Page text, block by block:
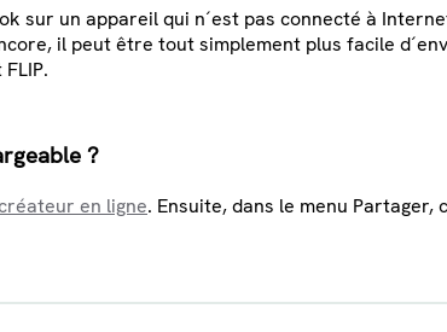
sur un appareil qui n´est pas connecté à
il peut être tout simplement plus facile
?
en ligne. Ensuite, dans le menu